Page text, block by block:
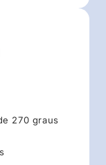
270 graus